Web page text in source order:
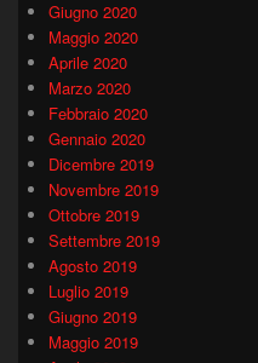
Giugno 2020
Maggio 2020
Aprile 2020
Marzo 2020
Febbraio 2020
Gennaio 2020
Dicembre 2019
Novembre 2019
Ottobre 2019
Settembre 2019
Agosto 2019
Luglio 2019
Giugno 2019
Maggio 2019